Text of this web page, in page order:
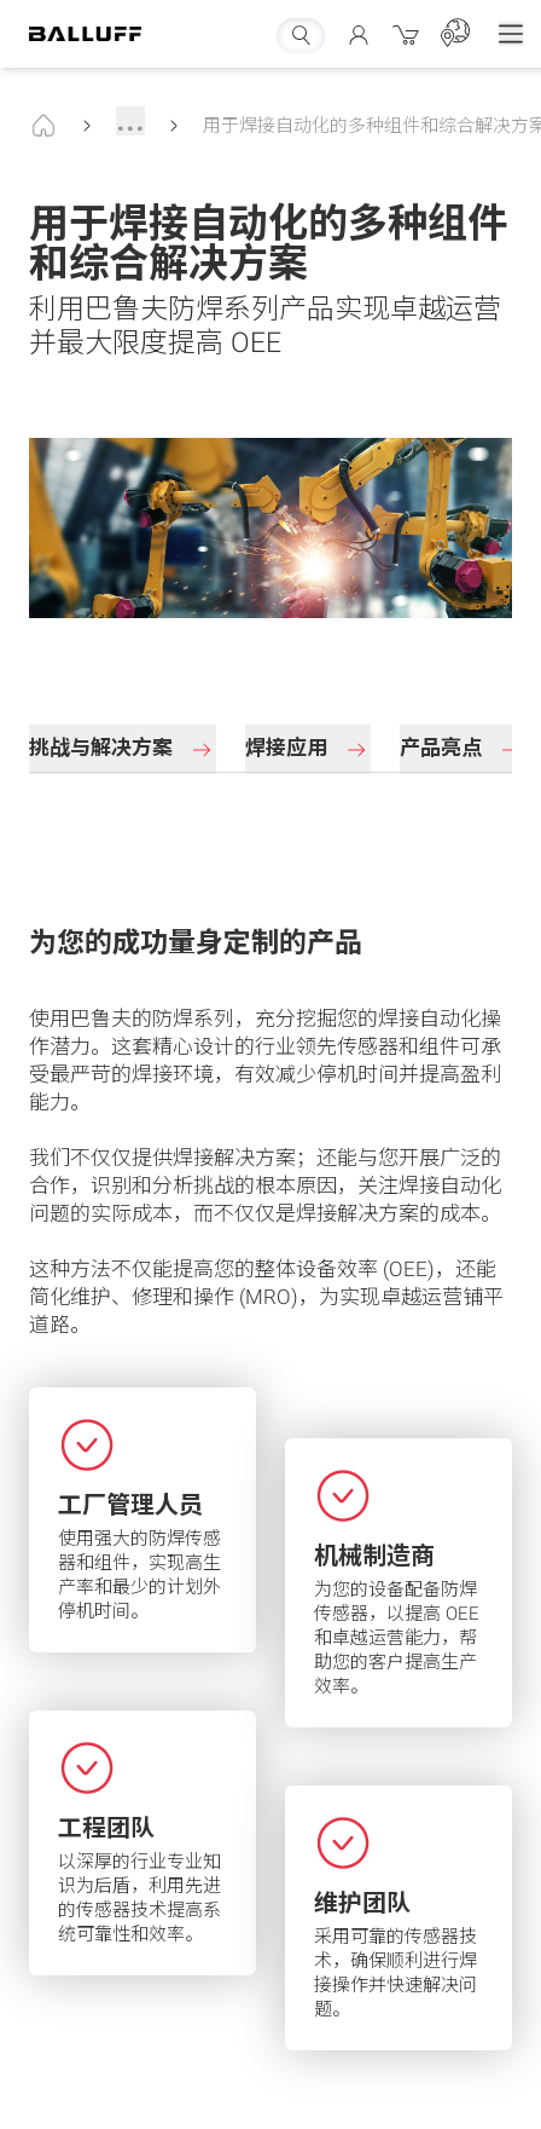
... 用于焊接自动化的多种组件和综合解决方
用于焊接自动化的多种组件
和综合解决方案
利用巴鲁夫防焊系列产品实现卓越运营
并最大限度提高 OEE
挑战与解决方案 焊接应用 产品亮点
为您的成功量身定制的产品
使用巴鲁夫的防焊系列，充分挖掘您的焊接自动化操
作潜力。这套精心设计的行业领先传感器和组件可承
受最严苛的焊接环境，有效减少停机时间并提高盈利
能力。
我们不仅仅提供焊接解决方案；还能与您开展广泛的
合作，识别和分析挑战的根本原因，关注焊接自动化
问题的实际成本，而不仅仅是焊接解决方案的成本。
这种方法不仅能提高您的整体设备效率 (OEE)，还能
简化维护、修理和操作 (MRO)，为实现卓越运营铺平
道路。
工厂管理人员
使用强大的防焊传感
器和组件，实现高生
产率和最少的计划外
停机时间。
工程团队
以深厚的行业专业知
识为后盾，利用先进
的传感器技术提高系
统可靠性和效率。
机械制造商
为您的设备配备防焊
传感器，以提高 OEE
和卓越运营能力，帮
助您的客户提高生产
效率。
维护团队
采用可靠的传感器技
术，确保顺利进行焊
接操作并快速解决问
题。